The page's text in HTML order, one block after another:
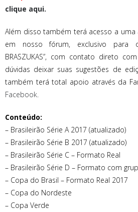
clique aqui.
Além disso também terá acesso a
em nosso fórum, exclusivo para
BRASZUKAS”, com contato direto
dúvidas deixar suas sugestões de
também terá total apoio através da
Facebook.
Conteúdo:
– Brasileirão Série A 2017 (atualizado)
– Brasileirão Série B 2017 (atualizado)
– Brasileirão Série C – Formato Real
– Brasileirão Série D – Formato com
– Copa do Brasil – Formato Real 2017
– Copa do Nordeste
– Copa Verde